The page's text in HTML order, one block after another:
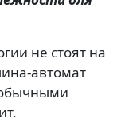
не стоят на
автомат